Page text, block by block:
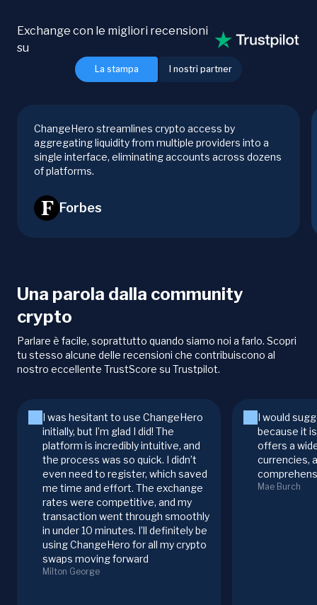
La stampa I nostri partner
Exchange con le migliori recensioni
su
ChangeHero streamlines crypto access by
aggregating liquidity from multiple providers into a
single interface, eliminating accounts across dozens
of platforms.
Forbes
Una parola dalla community
crypto
Parlare è facile, soprattutto quando siamo noi a farlo. Scopri
tu stesso alcune delle recensioni che contribuiscono al
nostro eccellente TrustScore su Trustpilot.
I was hesitant to use ChangeHero
initially, but I’m glad I did! The
platform is incredibly intuitive, and
the process was so quick. I didn’t
even need to register, which saved
me time and effort. The exchange
rates were competitive, and my
transaction went through smoothly
in under 10 minutes. I’ll definitely be
using ChangeHero for all my crypto
swaps moving forward
Milton George
I would
because it
offers a
currencies,
Mae Burch